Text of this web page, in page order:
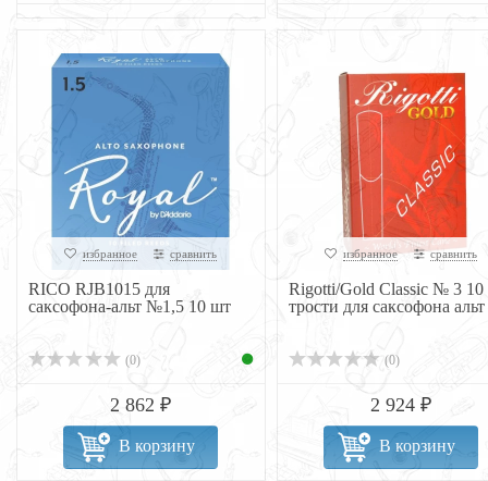
избранное сравнить
RICO RJB1015 для
саксофона-альт №1,5 10 шт
(0)
2 862 ₽
В корзину
избранное сравнить
Rigotti/Gold Classic № 3
трости для саксофона альт
(0)
2 924 ₽
В корзину